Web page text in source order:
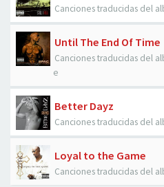
Canciones traducidas del
Until The End Of Time
Canciones traducidas del
e
Better Dayz
Canciones traducidas del
Loyal to the Game
Canciones traducidas del